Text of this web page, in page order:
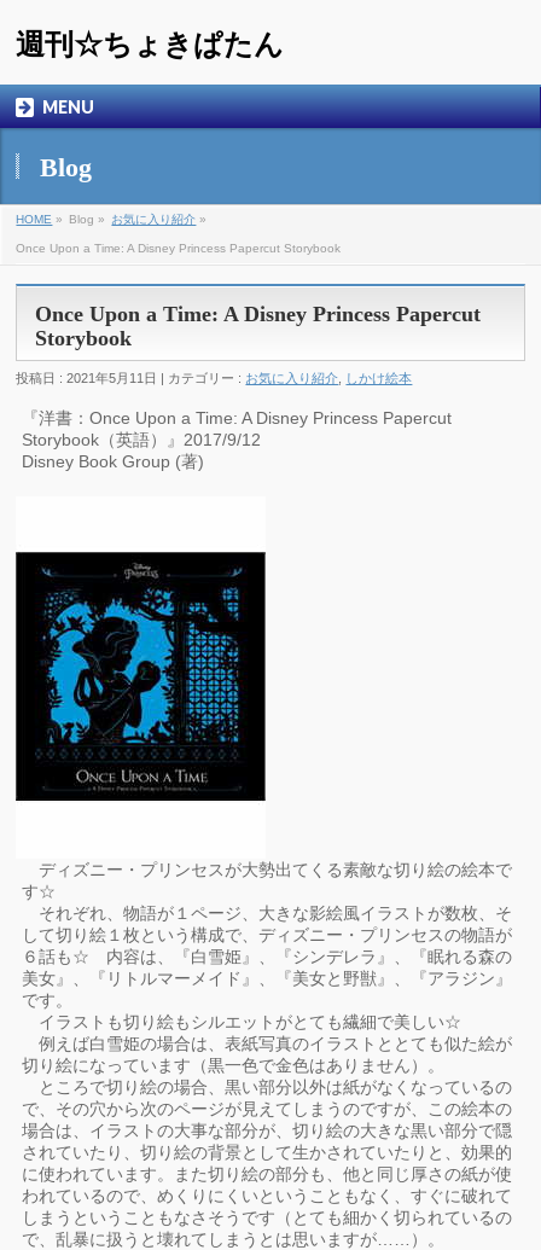
週刊☆ちょきぱたん
MENU
Blog
HOME » Blog » お気に入り紹介 »
Once Upon a Time: A Disney Princess Papercut Storybook
Once Upon a Time: A Disney Princess Papercut
Storybook
投稿日 : 2021年5月11日 | カテゴリー : お気に入り紹介 しかけ絵本
『洋書：Once Upon a Time: A Disney Princess Papercut
Storybook（英語）』2017/9/12
Disney Book Group (著)
ディズニー・プリンセスが大勢出てくる素敵な切り絵の絵本で
す☆
それぞれ、物語が１ページ、大きな影絵風イラストが数枚、そ
して切り絵１枚という構成で、ディズニー・プリンセスの物語が
６話も☆ 内容は、『白雪姫』、『シンデレラ』、『眠れる森の
美女』、『リトルマーメイド』、『美女と野獣』、『アラジン』
です。
イラストも切り絵もシルエットがとても繊細で美しい☆
例えば白雪姫の場合は、表紙写真のイラストととても似た絵が
切り絵になっています（黒一色で金色はありません）。
ところで切り絵の場合、黒い部分以外は紙がなくなっているの
で、その穴から次のページが見えてしまうのですが、この絵本の
場合は、イラストの大事な部分が、切り絵の大きな黒い部分で隠
されていたり、切り絵の背景として生かされていたりと、効果的
に使われています。また切り絵の部分も、他と同じ厚さの紙が使
われているので、めくりにくいということもなく、すぐに破れて
しまうということもなさそうです（とても細かく切られているの
で、乱暴に扱うと壊れてしまうとは思いますが……）。